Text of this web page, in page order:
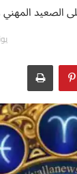
الصعيد
يونيو